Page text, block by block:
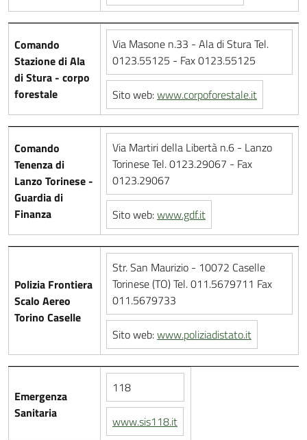
Comando
Stazione di Ala
di Stura - corpo
forestale
Via Masone n.33 - Ala di Stura Tel.
0123.55125 - Fax 0123.55125
Sito web:www.corpoforestale.it
Comando
Tenenza di
Lanzo Torinese -
Guardia di
Finanza
Via Martiri della Libertà n.6 - Lanzo
Torinese Tel. 0123.29067 - Fax
0123.29067
Sito web:www.gdf.it
Polizia Frontiera
Scalo Aereo
Torino Caselle
Str. San Maurizio - 10072 Caselle
Torinese (TO) Tel. 011.5679711 Fax
011.5679733
Sito web:www.poliziadistato.it
Emergenza
Sanitaria
118
www.sis118.it